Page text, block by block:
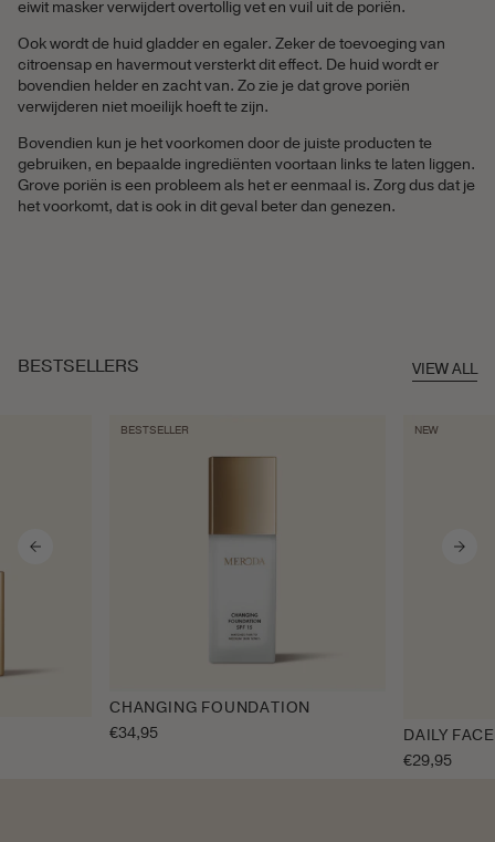
eiwit masker verwijdert overtollig vet en vuil uit de poriën.
Ook wordt de huid gladder en egaler. Zeker de toevoeging van
citroensap en havermout versterkt dit effect. De huid wordt er
bovendien helder en zacht van. Zo zie je dat grove poriën
verwijderen niet moeilijk hoeft te zijn.
Bovendien kun je het voorkomen door de juiste producten te
gebruiken, en bepaalde ingrediënten voortaan links te laten liggen.
Grove poriën is een probleem als het er eenmaal is. Zorg dus dat je
het voorkomt, dat is ook in dit geval beter dan genezen.
BESTSELLERS VIEW ALL
BESTSELLER
CHANGING FOUNDATION
Regular
€34,95
NEW
DAILY
Regular
€29,95